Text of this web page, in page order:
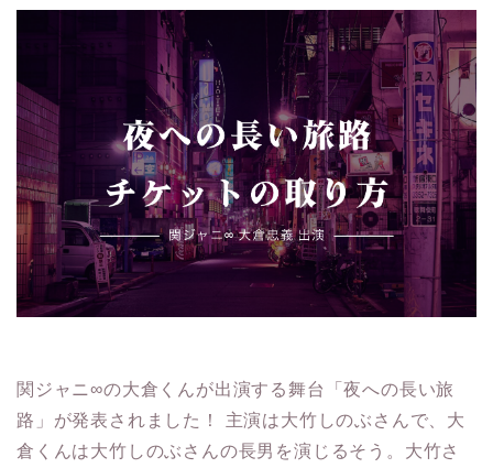
関ジャニ∞の大倉くんが出演する舞台「夜への長い旅
路」が発表されました！ 主演は大竹しのぶさんで、大
倉くんは大竹しのぶさんの長男を演じるそう。大竹さ